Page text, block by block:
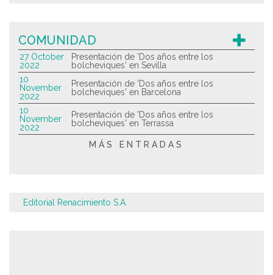
COMUNIDAD
27 October
2022
Presentación de 'Dos años entre los
bolcheviques' en Sevilla
10
November
2022
Presentación de 'Dos años entre los
bolcheviques' en Barcelona
10
November
2022
Presentación de 'Dos años entre los
bolcheviques' en Terrassa
MÁS ENTRADAS
Editorial Renacimiento S.A.